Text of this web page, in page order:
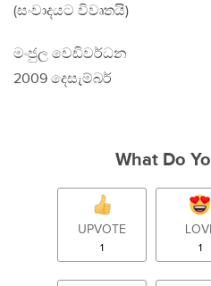
(සංවාදයට විවෘතයි)
මංජුල වෙඩිවර්ධන
2009 දෙසැම්බර්
What Do
UPVOTE
1 1